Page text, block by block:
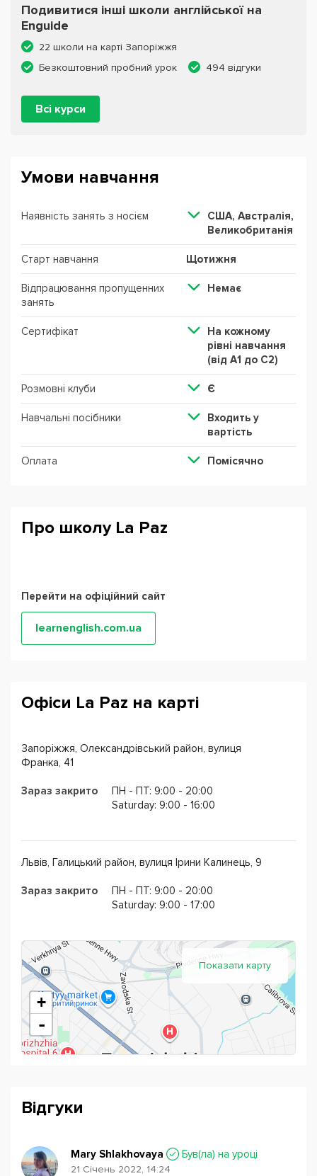
Подивитися інші школи англійської на
Enguide
22 школи на карті Запоріжжя
Безкоштовний пробний урок
494 відгуки
Всі курси
Умови навчання
Наявність занять з носієм
США, Австралія,
Великобританія
Старт навчання Щотижня
Відпрацювання пропущенних
занять
Немає
Сертифікат
На кожному
рівні навчання
(від А1 до С2)
Розмовні клуби Є
Навчальні посібники
Входить у
вартість
Оплата Помісячно
Про школу La Paz
Перейти на офіційний сайт
learnenglish.com.ua
Офіси La Paz на карті
Запоріжжя, Олександрівський район, вулиця
Франка, 41
Зараз закрито
ПН - ПТ: 9:00 - 20:00
Saturday: 9:00 - 16:00
Львів, Галицький район, вулиця Ірини Калинець, 9
Зараз закрито
ПН - ПТ: 9:00 - 20:00
Saturday: 9:00 - 17:00
Показати карту
+
-
Відгуки
Mary Shlakhovaya Був(ла) на уроці
21 Січень 2022, 14:24